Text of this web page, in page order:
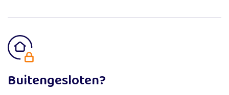
Buitengesloten?